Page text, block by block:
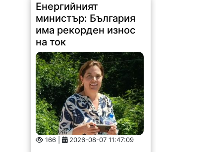
Енергийният
министър: България
има рекорден износ
на ток
166 | 2026-08-07 11:47:09